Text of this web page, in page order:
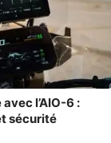
l’AIO-6 :
sécurité